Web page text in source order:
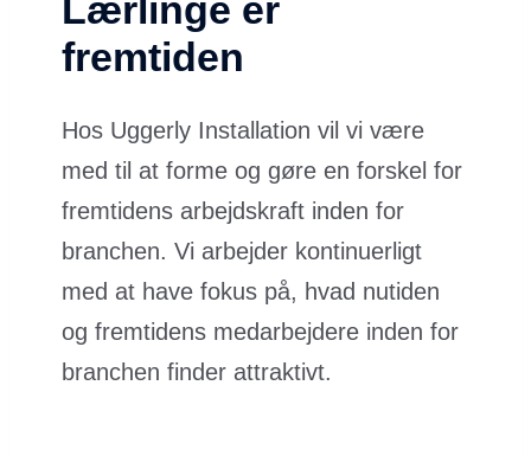
Lærlinge er
fremtiden
Hos Uggerly Installation vil vi være
med til at forme og gøre en forskel for
fremtidens arbejdskraft inden for
branchen. Vi arbejder kontinuerligt
med at have fokus på, hvad nutiden
og fremtidens medarbejdere inden for
branchen finder attraktivt.